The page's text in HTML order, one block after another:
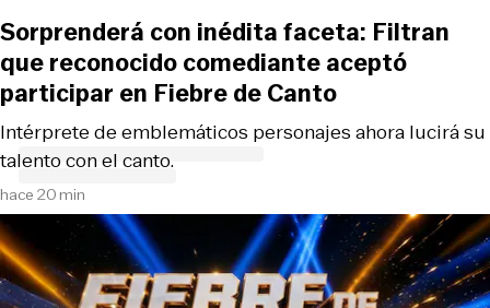
hace 20 min
Intérprete de emblemáticos personajes ahora lucirá su
talento con el canto.
Sorprenderá con inédita faceta: Filtran
que reconocido comediante aceptó
participar en Fiebre de Canto